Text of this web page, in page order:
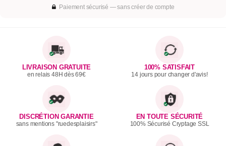
Paiement sécurisé — sans créer de compte
LIVRAISON GRATUITE
en relais 48H dès 69€
100% SATISFAIT
14 jours pour changer d'avis!
DISCRÉTION GARANTIE
sans mentions "ruedesplaisirs"
EN TOUTE SÉCURITÉ
100% Sécurisé Cryptage SSL